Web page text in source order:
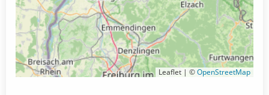
Leaflet | ©OpenStreetMap